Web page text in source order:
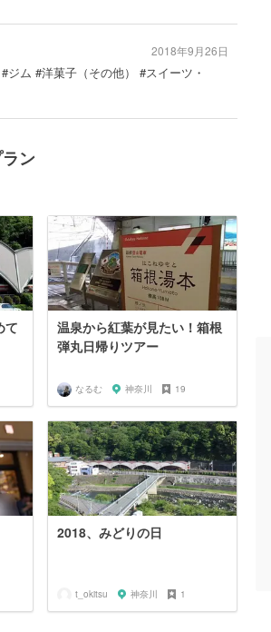
ム #洋菓子（その他） #スイーツ・
2018年9月26日
ン
て
温泉から紅葉が見たい！箱根
弾丸日帰りツアー
なるむ 神奈川 19
2018、みどりの日
t_okitsu 神奈川 1